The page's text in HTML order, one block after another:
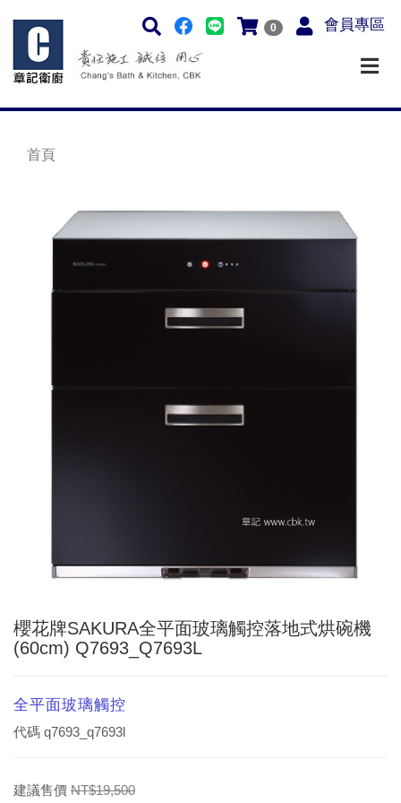
0 會員專區
首頁
櫻花牌SAKURA全平面玻璃觸控落地式烘碗機
(60cm) Q7693_Q7693L
全平面玻璃觸控
代碼 q7693_q7693l
建議售價 NT$19,500